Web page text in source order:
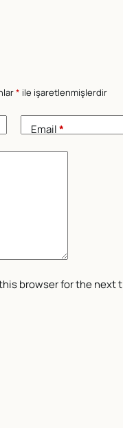
* ile işaretlenmişlerdir
Email*
browser for the next